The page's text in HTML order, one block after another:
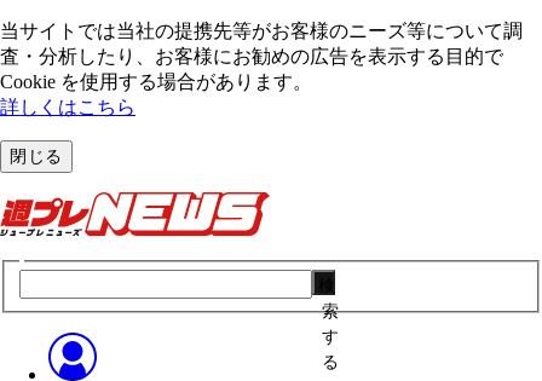
当サイトでは当社の提携先等がお客様のニーズ等について調
査・分析したり、お客様にお勧めの広告を表⽰する⽬的で
Cookie を使⽤する場合があります。
詳しくはこちら
閉じる
索
す
る